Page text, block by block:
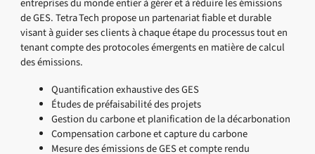
entreprises du monde entier à gérer et à réduire les émissions
de GES. Tetra Tech propose un partenariat fiable et durable
visant à guider ses clients à chaque étape du processus tout en
tenant compte des protocoles émergents en matière de calcul
des émissions.
Quantification exhaustive des GES
Études de préfaisabilité des projets
Gestion du carbone et planification de la décarbonation
Compensation carbone et capture du carbone
Mesure des émissions de GES et compte rendu